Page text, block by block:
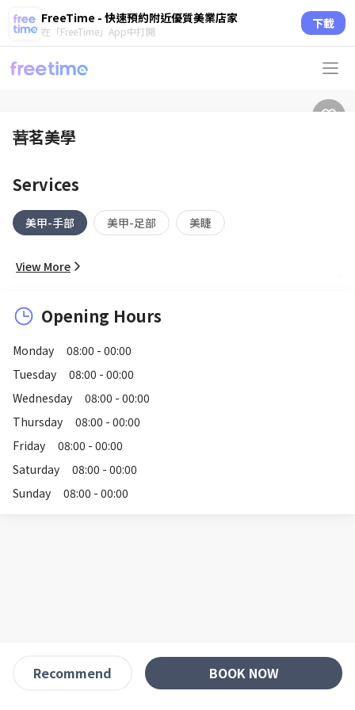
FreeTime - 快速預約附近優質美業店家
在「FreeTime」App中打開 下載
䓊茗美學
Services
美甲-手部 美甲-足部 美睫
View More
Opening Hours
Monday
08:00 - 00:00
Tuesday
08:00 - 00:00
Wednesday
08:00 - 00:00
Thursday
08:00 - 00:00
Friday
08:00 - 00:00
Saturday
08:00 - 00:00
Sunday
08:00 - 00:00
Recommend BOOK NOW